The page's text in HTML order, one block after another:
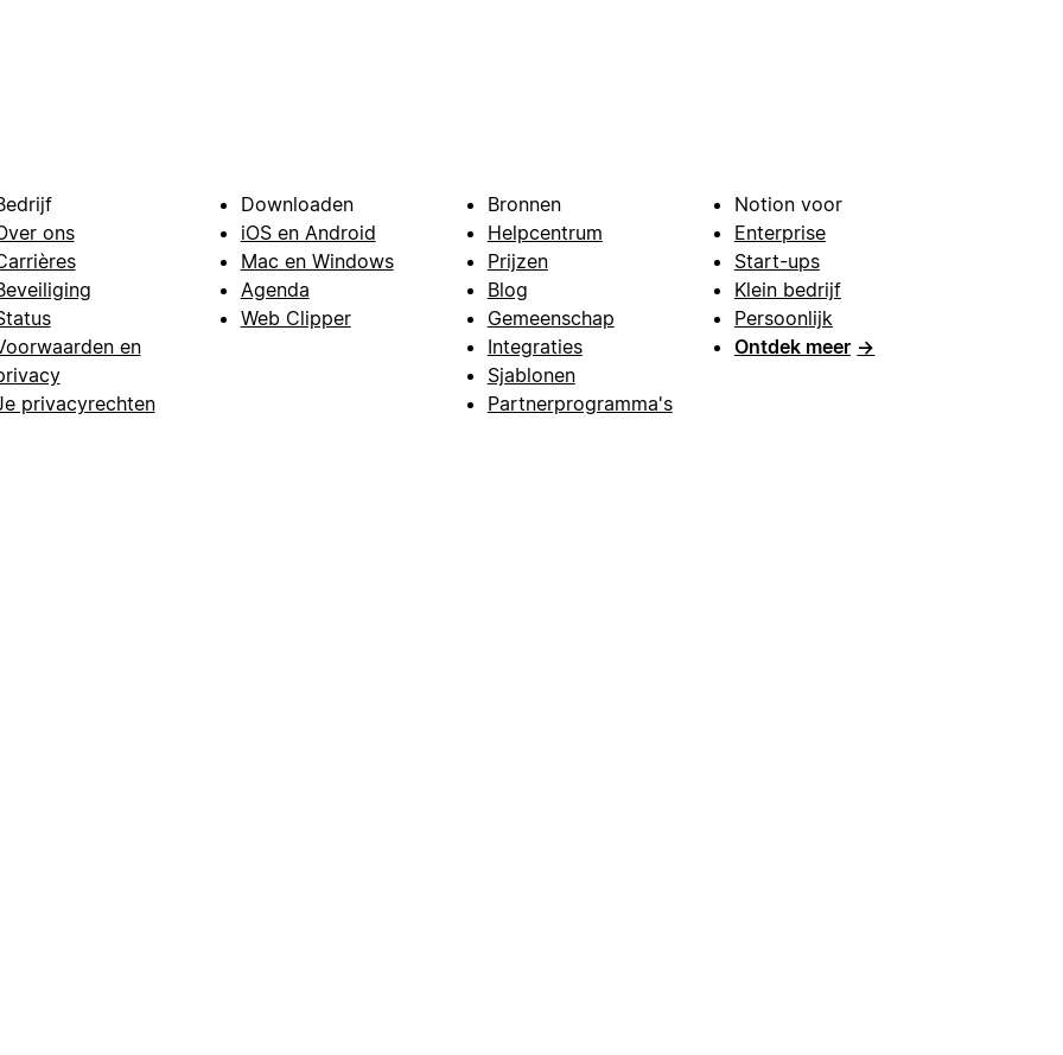
ons
en
privacyrechten
Downloaden
iOS en Android
Mac en Windows
Agenda
Web Clipper
Bronnen
Helpcentrum
Prijzen
Blog
Gemeenschap
Integraties
Sjablonen
Partnerprogramma's
Notion voor
Enterprise
Start-ups
Klein bedrijf
Persoonlijk
Ontdek meer →